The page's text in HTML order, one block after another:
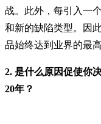
战。此外，每引入一
和新的缺陷类型。因
品始终达到业界的最高
2. 是什么原因促使你
20年？